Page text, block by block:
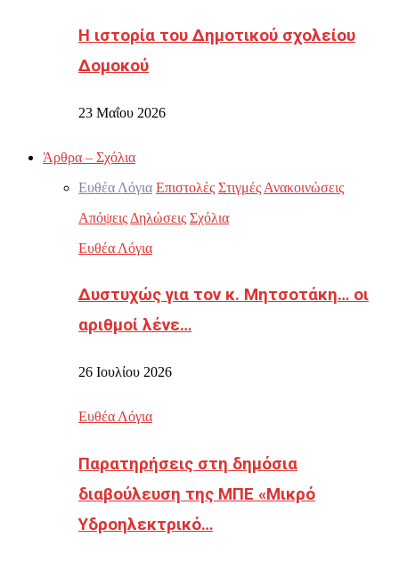
Η ιστορία του Δημοτικού σχολείου
Δομοκού
23 Μαΐου 2026
Άρθρα – Σχόλια
Ευθέα Λόγια Επιστολές Στιγμές Ανακοινώσεις
Απόψεις Δηλώσεις Σχόλια
Ευθέα Λόγια
Δυστυχώς για τον κ. Μητσοτάκη… οι
αριθμοί λένε…
26 Ιουλίου 2026
Ευθέα Λόγια
Παρατηρήσεις στη δημόσια
διαβούλευση της ΜΠΕ «Μικρό
Υδροηλεκτρικό…